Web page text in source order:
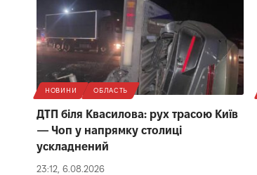
НОВИНИ ОБЛАСТЬ
ДТП біля Квасилова: рух трасою Київ
— Чоп у напрямку столиці
ускладнений
23:12, 6.08.2026